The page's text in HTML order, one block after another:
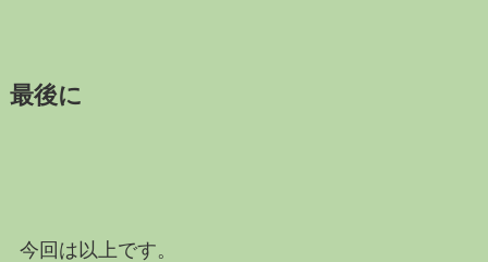
最後に
今回は以上です。